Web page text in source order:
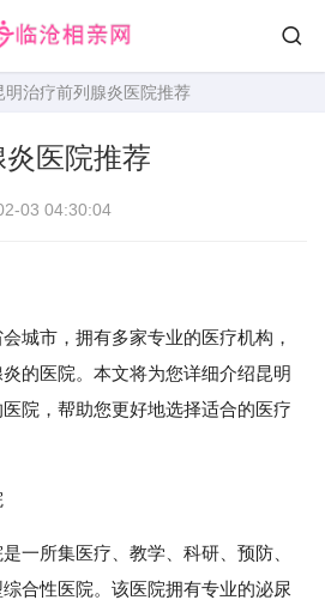
明治疗前列腺炎医院推荐
医院推荐
03 04:30:04
城市，拥有多家专业的医疗机构，
的医院。本文将为您详细介绍昆明
院，帮助您更好地选择适合的医疗
一所集医疗、教学、科研、预防、
合性医院。该医院拥有专业的泌尿